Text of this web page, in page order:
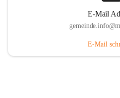
E-Mail
E-Mail